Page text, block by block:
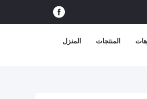
المنزل المنتجات